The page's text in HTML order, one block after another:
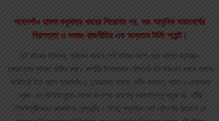
পহেলগাঁও হামলা শুধুমাত্র খবরের শিরোনাম নয়, বরং আধুনিক ভারতবর্ষের
নিরাপত্তা ও সমাজ-রাজনীতির এক অন্যতম টার্নিং পয়েন্ট।
এই বইয়ের উদ্দেশ্য, পাঠকের সামনে সেই ঘটনার আগে-পরে সমস্ত ষড়যন্ত্র-
চক্রান্তের ব্যাখ্যা হাজির করা। কাশ্মীর উপত্যকার সৌন্দর্যের নাম উচ্চারণ করলে প্রথম
সারিতেই উঠে আসে পহেলগাঁও। তুষারঢাকা পাহাড়, নদীর কলতান, পাইন ও দেবদারুর
সবুজ- সব মিলিয়ে পুরো এলাকা বহু দশক ধরে শুধু ভ্রমণপিপাসু মানুষ নয়, ধর্মীয়
তীর্থযাত্রীদেরও আকর্ষণের কেন্দ্রবিন্দু। কিন্তু প্রকৃতির সেই সৌন্দর্যের আড়ালে যে